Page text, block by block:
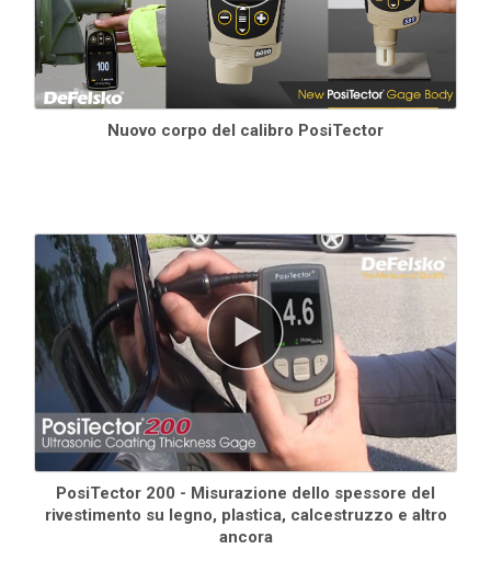
Nuovo corpo del calibro PosiTector
PosiTector 200 - Misurazione dello spessore del
rivestimento su legno, plastica, calcestruzzo e altro
ancora